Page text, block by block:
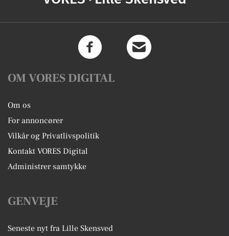
OM VORES DIGITAL
Om os
For annoncører
Vilkår og Privatlivspolitik
Kontakt VORES Digital
Administrer samtykke
GENVEJE
Seneste nyt fra Lille Skensved